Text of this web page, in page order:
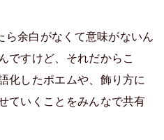
ら余白がなくて意味がないん
ですけど、それだからこ
化したポエムや、飾り方に
ていくことをみんなで共有